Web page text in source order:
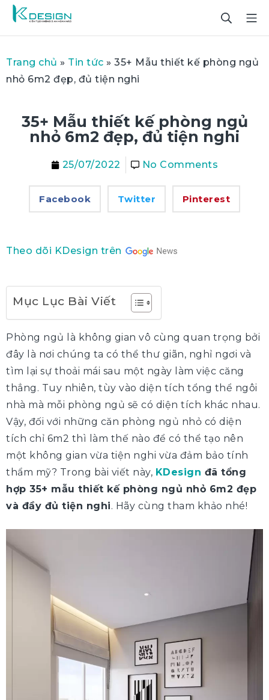
Trang chủ » Tin tức » 35+ Mẫu thiết kế phòng ngủ
nhỏ 6m2 đẹp, đủ tiện nghi
35+ Mẫu thiết kế phòng ngủ
nhỏ 6m2 đẹp, đủ tiện nghi
25/07/2022 No Comments
Facebook Twitter Pinterest
Theo dõi KDesign trên
Mục Lục Bài Viết
Phòng ngủ là không gian vô cùng quan trọng bởi
đây là nơi chúng ta có thể thư giãn, nghỉ ngơi và
tìm lại sự thoải mái sau một ngày làm việc căng
thẳng. Tuy nhiên, tùy vào diện tích tổng thể ngôi
nhà mà mỗi phòng ngủ sẽ có diện tích khác nhau.
Vậy, đối với những căn phòng ngủ nhỏ có diện
tích chỉ 6m2 thì làm thế nào để có thể tạo nên
một không gian vừa tiện nghi vừa đảm bảo tính
thẩm mỹ? Trong bài viết này, KDesign đã tổng
hợp 35+ mẫu thiết kế phòng ngủ nhỏ 6m2 đẹp
và đầy đủ tiện nghi. Hãy cùng tham khảo nhé!